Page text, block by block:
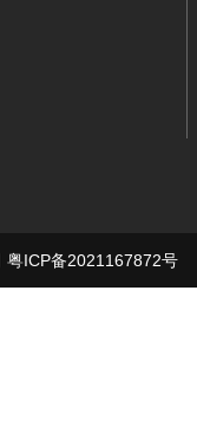
粤ICP备2021167872号